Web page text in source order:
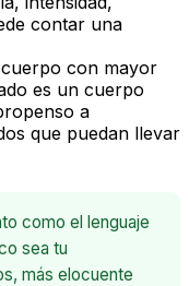
contar una
con mayor
es un cuerpo
a
que puedan llevar
como el lenguaje
sea tu
más elocuente